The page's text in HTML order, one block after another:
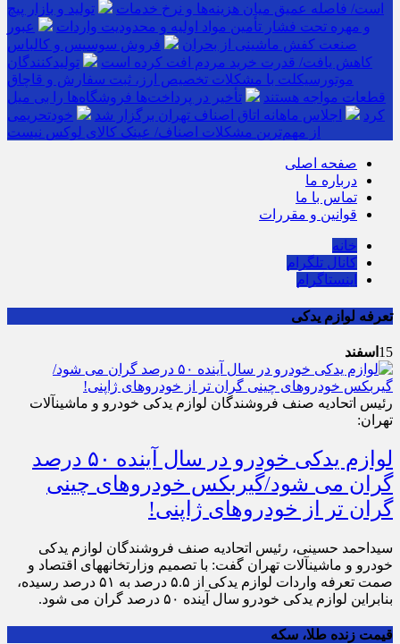
است/ فاصله عمیق میان هزینه‌ها و نرخ خدمات
تولید و بازار پیچ
و مهره تحت فشار تأمین مواد اولیه و محدودیت واردات
عبور
صنعت کفش ماشینی از بحران
فروش سوسیس و کالباس
کاهش یافت/ قدرت خرید مردم افت کرده است
تولیدکنندگان
موتورسیکلت با مشکلات تخصیص ارز، ثبت سفارش و قاچاق
قطعات مواجه هستند
تأخیر در پرداخت‌ها فروشگاه‌ها را بی میل
کرد
اجلاس ماهانه اتاق اصناف تهران برگزار شد
خودتحریمی
از مهم‌ترین مشکلات اصناف/ عینک کالای لوکس نیست
صفحه اصلی
درباره ما
تماس با ما
قوانین و مقررات
خانه
کانال تلگرام
اینستاگرام
تعرفه لوازم یدکی
15 اسفند
رئیس اتحادیه صنف فروشندگان لوازم یدکی خودرو و ماشین‎آلات
تهران:
لوازم یدکی خودرو در سال آینده ۵۰ درصد
گران می شود/گیربکس خودروهای چینی
گران تر از خودروهای ژاپنی!
سیداحمد حسینی، رئیس اتحادیه صنف فروشندگان لوازم یدکی
خودرو و ماشین‎آلات تهران گفت: با تصمیم وزارتخانه‎های اقتصاد و
صمت تعرفه واردات لوازم یدکی از ۵.۵ درصد به ۵۱ درصد رسیده،
بنابراین لوازم یدکی خودرو سال آینده ۵۰ درصد گران می شود.
قیمت زنده طلا، سکه